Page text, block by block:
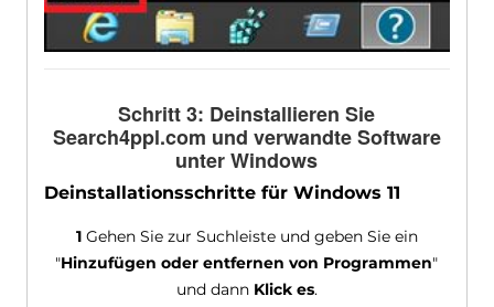
Schritt 3: Deinstallieren Sie
Search4ppl.com und verwandte Software
unter Windows
Deinstallationsschritte für Windows 11
1Gehen Sie zur Suchleiste und geben Sie ein
"Hinzufügen oder entfernen von Programmen"
und dann Klick es.